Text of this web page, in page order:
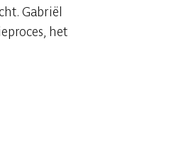
Gabriël
het